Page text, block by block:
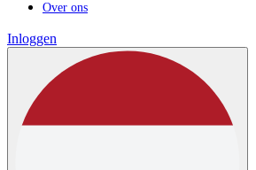
Over ons
Inloggen